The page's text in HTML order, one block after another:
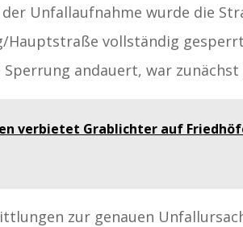
Unfallaufnahme wurde die
Hauptstraße vollständig
andauert, war
verbietet Grablichter auf
zur genauen